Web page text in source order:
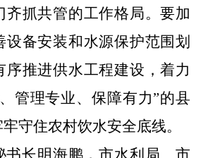
齐抓共管的工作格局。要加
设备安装和水源保护范围划
序推进供水工程建设，着力
管理专业、保障有力”的县
牢守住农村饮水安全底线。
书长明海鹏，市水利局、市